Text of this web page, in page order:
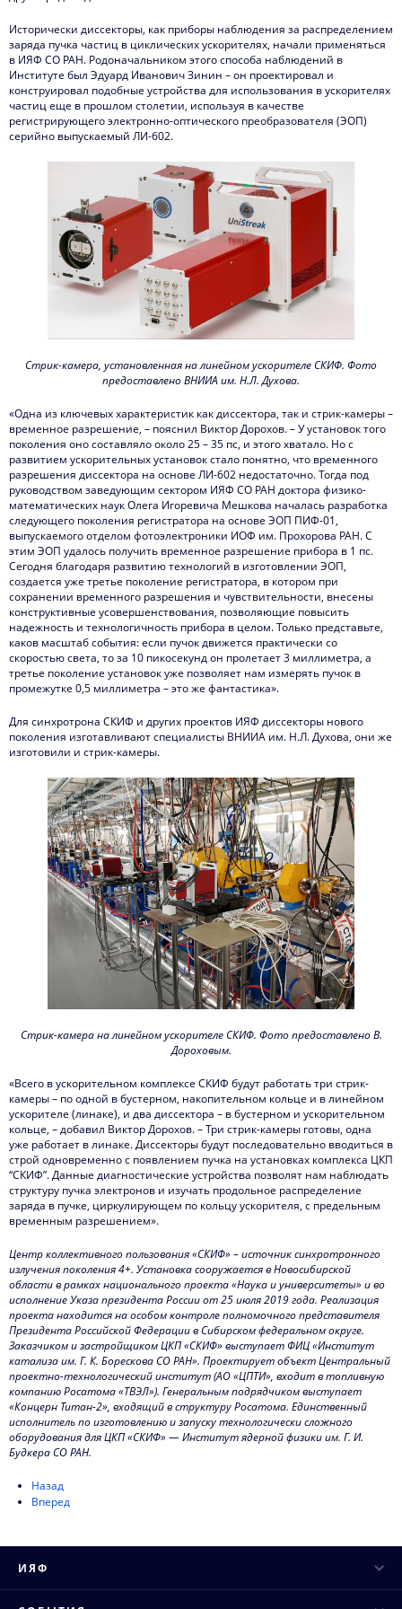
Исторически диссекторы, как приборы наблюдения за распределением
заряда пучка частиц в циклических ускорителях, начали применяться
в ИЯФ СО РАН. Родоначальником этого способа наблюдений в
Институте был Эдуард Иванович Зинин – он проектировал и
конструировал подобные устройства для использования в ускорителях
частиц еще в прошлом столетии, используя в качестве
регистрирующего электронно-оптического преобразователя (ЭОП)
серийно выпускаемый ЛИ-602.
Стрик-камера, установленная на линейном ускорителе СКИФ. Фото
предоставлено ВНИИА им. Н.Л. Духова.
«Одна из ключевых характеристик как диссектора, так и стрик-камеры –
временное разрешение, – пояснил Виктор Дорохов. – У установок того
поколения оно составляло около 25 – 35 пс, и этого хватало. Но с
развитием ускорительных установок стало понятно, что временного
разрешения диссектора на основе ЛИ-602 недостаточно. Тогда под
руководством заведующим сектором ИЯФ СО РАН доктора физико-
математических наук Олега Игоревича Мешкова началась разработка
следующего поколения регистратора на основе ЭОП ПИФ-01,
выпускаемого отделом фотоэлектроники ИОФ им. Прохорова РАН. С
этим ЭОП удалось получить временное разрешение прибора в 1 пс.
Сегодня благодаря развитию технологий в изготовлении ЭОП,
создается уже третье поколение регистратора, в котором при
сохранении временного разрешения и чувствительности, внесены
конструктивные усовершенствования, позволяющие повысить
надежность и технологичность прибора в целом. Только представьте,
каков масштаб события: если пучок движется практически со
скоростью света, то за 10 пикосекунд он пролетает 3 миллиметра, а
третье поколение установок уже позволяет нам измерять пучок в
промежутке 0,5 миллиметра – это же фантастика».
Для синхротрона СКИФ и других проектов ИЯФ диссекторы нового
поколения изготавливают специалисты ВНИИА им. Н.Л. Духова, они же
изготовили и стрик-камеры.
Стрик-камера на линейном ускорителе СКИФ. Фото предоставлено В.
Дороховым.
«Всего в ускорительном комплексе СКИФ будут работать три стрик-
камеры – по одной в бустерном, накопительном кольце и в линейном
ускорителе (линаке), и два диссектора – в бустерном и ускорительном
кольце, – добавил Виктор Дорохов. – Три стрик-камеры готовы, одна
уже работает в линаке. Диссекторы будут последовательно вводиться в
строй одновременно с появлением пучка на установках комплекса ЦКП
“СКИФ”. Данные диагностические устройства позволят нам наблюдать
структуру пучка электронов и изучать продольное распределение
заряда в пучке, циркулирующем по кольцу ускорителя, с предельным
временным разрешением».
Центр коллективного пользования «СКИФ» – источник синхротронного
излучения поколения 4+. Установка сооружается в Новосибирской
области в рамках национального проекта «Наука и университеты» и во
исполнение Указа президента России от 25 июля 2019 года. Реализация
проекта находится на особом контроле полномочного представителя
Президента Российской Федерации в Сибирском федеральном округе.
Заказчиком и застройщиком ЦКП «СКИФ» выступает ФИЦ «Институт
катализа им. Г. К. Борескова СО РАН». Проектирует объект Центральный
проектно-технологический институт (АО «ЦПТИ», входит в топливную
компанию Росатома «ТВЭЛ»). Генеральным подрядчиком выступает
«Концерн Титан-2», входящий в структуру Росатома. Единственный
исполнитель по изготовлению и запуску технологически сложного
оборудования для ЦКП «СКИФ» — Институт ядерной физики им. Г. И.
Будкера СО РАН.
Назад
Вперед
ИЯФ